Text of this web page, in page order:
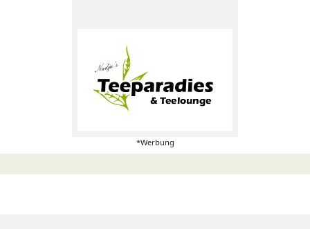
*Werbung